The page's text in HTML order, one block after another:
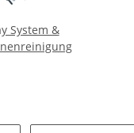
System &